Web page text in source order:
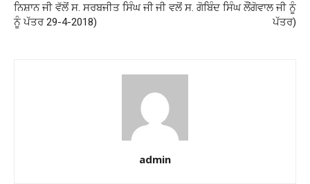
ਨਿਸ਼ਾਨ ਜੀ ਵੱਲੋਂ ਸ. ਸਰਬਜੀਤ ਸਿੰਘ ਜੀ
ਨੂੰ ਪੱਤਰ 29-4-2018)
ਜੀ ਵਲੋਂ ਸ. ਗੋਬਿੰਦ ਸਿੰਘ ਲੌਂਗੋਵਾਲ ਜੀ ਨੂੰ
ਪੱਤਰ)
admin